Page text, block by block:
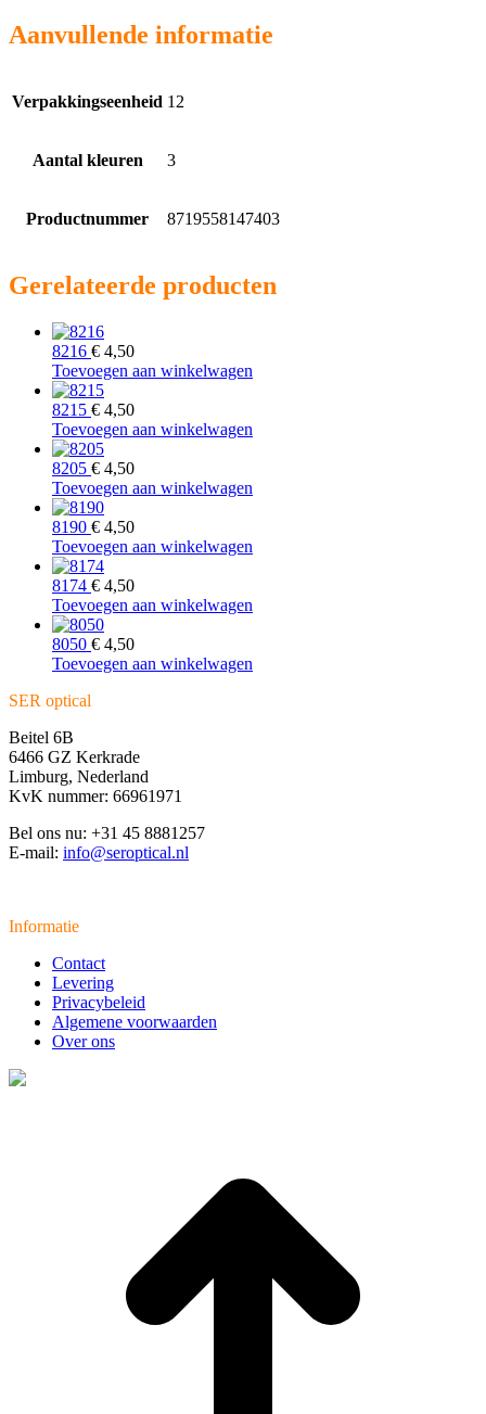
Aanvullende informatie
Verpakkingseenheid 12
Aantal kleuren 3
Productnummer 8719558147403
Gerelateerde producten
8216 € 4,50
Toevoegen aan winkelwagen
8215 € 4,50
Toevoegen aan winkelwagen
8205 € 4,50
Toevoegen aan winkelwagen
8190 € 4,50
Toevoegen aan winkelwagen
8174 € 4,50
Toevoegen aan winkelwagen
8050 € 4,50
Toevoegen aan winkelwagen
SER optical
Beitel 6B
6466 GZ Kerkrade
Limburg, Nederland
KvK nummer: 66961971
Bel ons nu: +31 45 8881257
E-mail: info@seroptical.nl
Informatie
Contact
Levering
Privacybeleid
Algemene voorwaarden
Over ons